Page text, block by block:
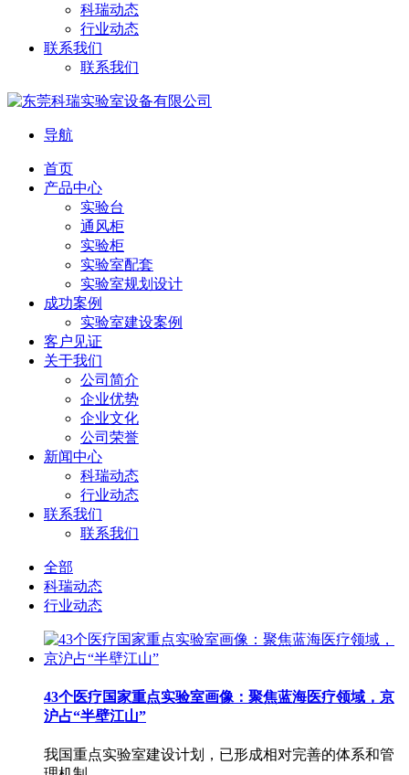
科瑞动态
行业动态
联系我们
联系我们
导航
首页
产品中心
实验台
通风柜
实验柜
实验室配套
实验室规划设计
成功案例
实验室建设案例
客户见证
关于我们
公司简介
企业优势
企业文化
公司荣誉
新闻中心
科瑞动态
行业动态
联系我们
联系我们
全部
科瑞动态
行业动态
43个医疗国家重点实验室画像：聚焦蓝海医疗领域，京
沪占“半壁江山”
我国重点实验室建设计划，已形成相对完善的体系和管